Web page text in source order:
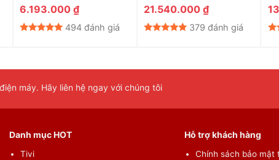
kế đơn giản nhưng làm vẫn nổi bật không gian bếp nhà
CX46EJ-BRW-V
6.193.000₫
494 đánh giá
21.540.000 ₫
379 đánh giá
máy. Hãy liên hệ ngay với chúng tôi
Danh mục HOT
Tivi
Hỗ trợ khách hàng
Chính sách bảo mật